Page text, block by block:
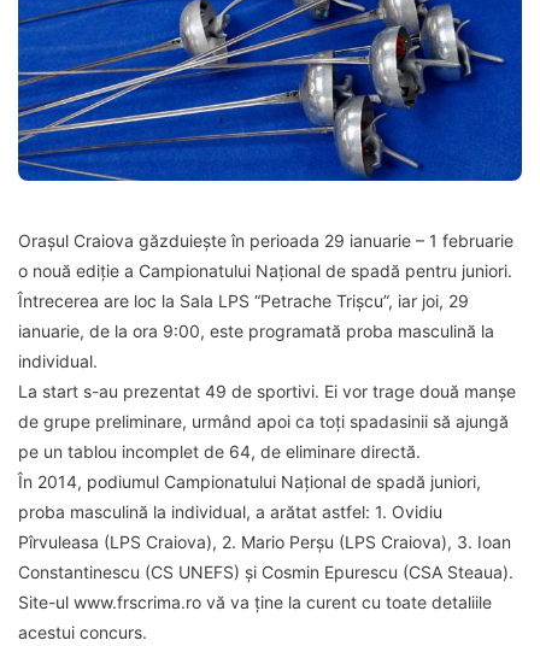
Orașul Craiova găzduiește în perioada 29 ianuarie – 1 februarie
o nouă ediție a Campionatului Național de spadă pentru juniori.
Întrecerea are loc la Sala LPS “Petrache Trișcu”, iar joi, 29
ianuarie, de la ora 9:00, este programată proba masculină la
individual.
La start s-au prezentat 49 de sportivi. Ei vor trage două manșe
de grupe preliminare, urmând apoi ca toți spadasinii să ajungă
pe un tablou incomplet de 64, de eliminare directă.
În 2014, podiumul Campionatului Național de spadă juniori,
proba masculină la individual, a arătat astfel: 1. Ovidiu
Pîrvuleasa (LPS Craiova), 2. Mario Perșu (LPS Craiova), 3. Ioan
Constantinescu (CS UNEFS) și Cosmin Epurescu (CSA Steaua).
Site-ul www.frscrima.ro vă va ține la curent cu toate detaliile
acestui concurs.